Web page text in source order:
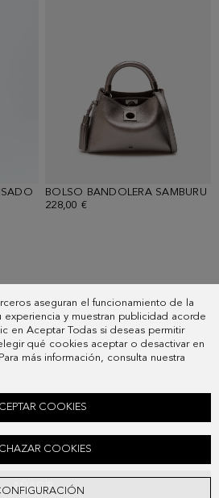
aseguran el funcionamiento de la
experiencia y muestran publicidad acorde
en Aceptar Todas si deseas permitir
qué cookies aceptar o desactivar en
más información, consulta nuestra
COOKIES
COOKIES
AÑADIR
- ORO ROSA
BOLSO BANDOLERA SAMBURU
228,00 €